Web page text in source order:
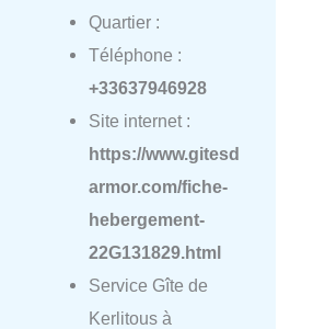
Quartier :
Téléphone :
+33637946928
Site internet :
https://www.gitesd
armor.com/fiche-
hebergement-
22G131829.html
Service Gîte de
Kerlitous à